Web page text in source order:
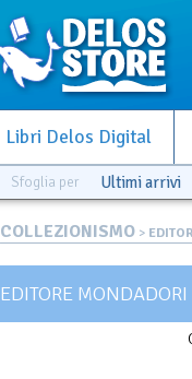
Libri Delos Digital
Sfoglia per Ultimi arrivi
COLLEZIONISMO >
EDITORE MONDADORI